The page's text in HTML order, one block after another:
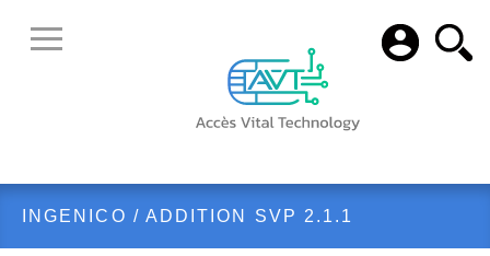
INGENICO / ADDITION SVP 2.1.1